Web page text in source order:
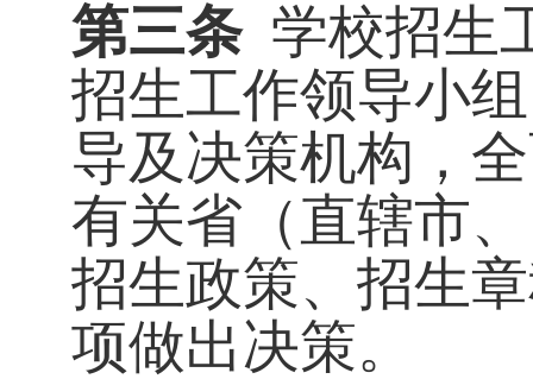
第三条 学校招生
招生工作领导小
导及决策机构，
有关省（直辖市
招生政策、招生
项做出决策。